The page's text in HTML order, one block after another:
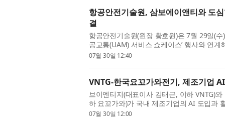
항공안전기술원, 삼보에이앤티와 도
결
항공안전기술원(원장 황호원)은 7월 29일(
공교통(UAM) 서비스 쇼케이스’ 행사와 연
협약(MOU)을 체결했다. 이날 협약식에...
07월 30일 12:40
VNTG-한국요꼬가와전기, 제조기업
브이엔티지(대표이사 김태근, 이하 VNTG)
하 요꼬가와)가 국내 제조기업의 AI 도입과
했다고 30일 밝혔다. 양사는 지난 29...
07월 30일 12:00